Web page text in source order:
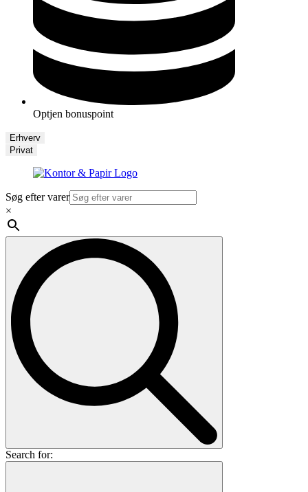
Optjen bonuspoint
Erhverv
Privat
Søg efter varer
×
Search for: